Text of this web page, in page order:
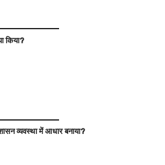
किया?
व्यवस्था में आधार बनाया?